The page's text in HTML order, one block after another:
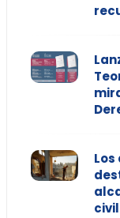
civil